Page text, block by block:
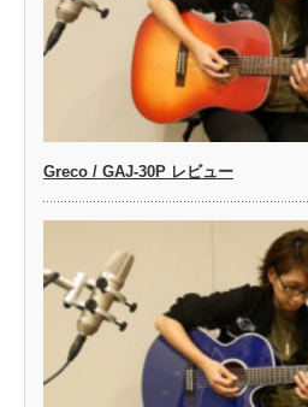
Greco / GAJ-30P レビュー